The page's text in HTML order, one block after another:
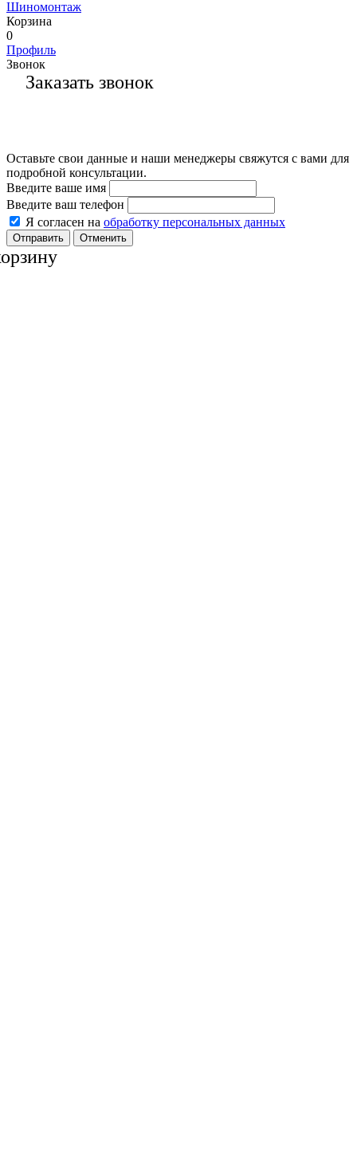
Шиномонтаж
Корзина
0
Профиль
Звонок
Заказать звонок
Оставьте свои данные и наши менеджеры свяжутся с вами для
подробной консультации.
Введите ваше имя
Введите ваш телефон
Я согласен на обработку персональных данных
Отменить